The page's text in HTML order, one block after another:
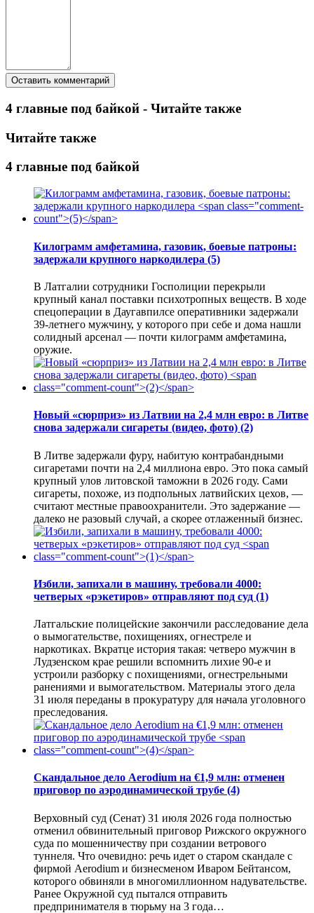
4 главные под байкой - Читайте также
Читайте также
4 главные под байкой
Килограмм амфетамина, газовик, боевые патроны:
задержали крупного наркодилера (5)
В Латгалии сотрудники Госполиции перекрыли
крупный канал поставки психотропных веществ. В ходе
спецоперации в Даугавпилсе оперативники задержали
39-летнего мужчину, у которого при себе и дома нашли
солидный арсенал — почти килограмм амфетамина,
оружие.
Новый «сюрприз» из Латвии на 2,4 млн евро: в Литве
снова задержали сигареты (видео, фото) (2)
В Литве задержали фуру, набитую контрабандными
сигаретами почти на 2,4 миллиона евро. Это пока самый
крупный улов литовской таможни в 2026 году. Сами
сигареты, похоже, из подпольных латвийских цехов, —
считают местные правоохранители. Это задержание —
далеко не разовый случай, а скорее отлаженный бизнес.
Избили, запихали в машину, требовали 4000:
четверых «рэкетиров» отправляют под суд (1)
Латгальские полицейские закончили расследование дела
о вымогательстве, похищениях, огнестреле и
наркотиках. Вкратце история такая: четверо мужчин в
Лудзенском крае решили вспомнить лихие 90-е и
устроили разборку с похищениями, огнестрельными
ранениями и вымогательством. Материалы этого дела
31 июля переданы в прокуратуру для начала уголовного
преследования.
Скандальное дело Aerodium на €1,9 млн: отменен
приговор по аэродинамической трубе (4)
Верховный суд (Сенат) 31 июля 2026 года полностью
отменил обвинительный приговор Рижского окружного
суда по мошенничеству при создании ветрового
туннеля. Что очевидно: речь идет о старом скандале с
фирмой Aerodium и бизнесменом Иваром Бейтансом,
которого обвиняли в многомиллионном надувательстве.
Ранее Окружной суд пытался отправить
предпринимателя в тюрьму на 3 года…